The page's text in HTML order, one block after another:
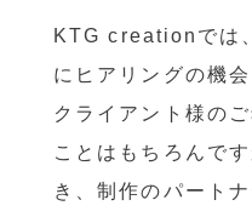
KTG creationでは
にヒアリングの機
クライアント様の
ことはもちろんで
き、制作のパート